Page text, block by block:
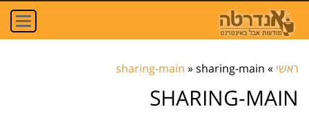
ראשי »
sharing-main » sharing-main
SHARING-MAIN